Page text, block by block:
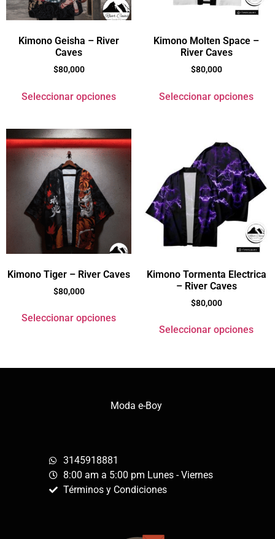
Kimono Geisha – River
Caves
$80,000
Seleccionar opciones
Kimono Molten Space –
River Caves
$80,000
Seleccionar opciones
Kimono Tiger – River Caves
$80,000
Seleccionar opciones
Kimono Tormenta Electrica
– River Caves
$80,000
Seleccionar opciones
Moda e-Boy
3145918881
8:00 am a 5:00 pm Lunes - Viernes
Términos y Condiciones